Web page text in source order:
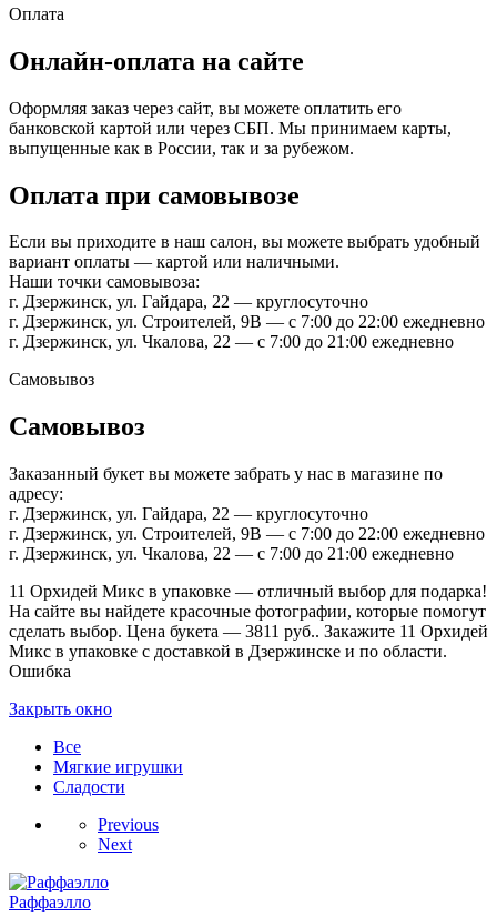
Оплата
Онлайн-оплата на сайте
Оформляя заказ через сайт, вы можете оплатить его
банковской картой или через СБП. Мы принимаем карты,
выпущенные как в России, так и за рубежом.
Оплата при самовывозе
Если вы приходите в наш салон, вы можете выбрать удобный
вариант оплаты — картой или наличными.
Наши точки самовывоза:
г. Дзержинск, ул. Гайдара, 22 — круглосуточно
г. Дзержинск, ул. Строителей, 9В — с 7:00 до 22:00 ежедневно
г. Дзержинск, ул. Чкалова, 22 — с 7:00 до 21:00 ежедневно
Самовывоз
Самовывоз
Заказанный букет вы можете забрать у нас в магазине по
адресу:
г. Дзержинск, ул. Гайдара, 22 — круглосуточно
г. Дзержинск, ул. Строителей, 9В — с 7:00 до 22:00 ежедневно
г. Дзержинск, ул. Чкалова, 22 — с 7:00 до 21:00 ежедневно
11 Орхидей Микс в упаковке — отличный выбор для подарка!
На сайте вы найдете красочные фотографии, которые помогут
сделать выбор. Цена букета — 3811 руб.. Закажите 11 Орхидей
Микс в упаковке с доставкой в Дзержинске и по области.
Ошибка
Закрыть окно
Все
Мягкие игрушки
Сладости
Previous
Next
Раффаэлло